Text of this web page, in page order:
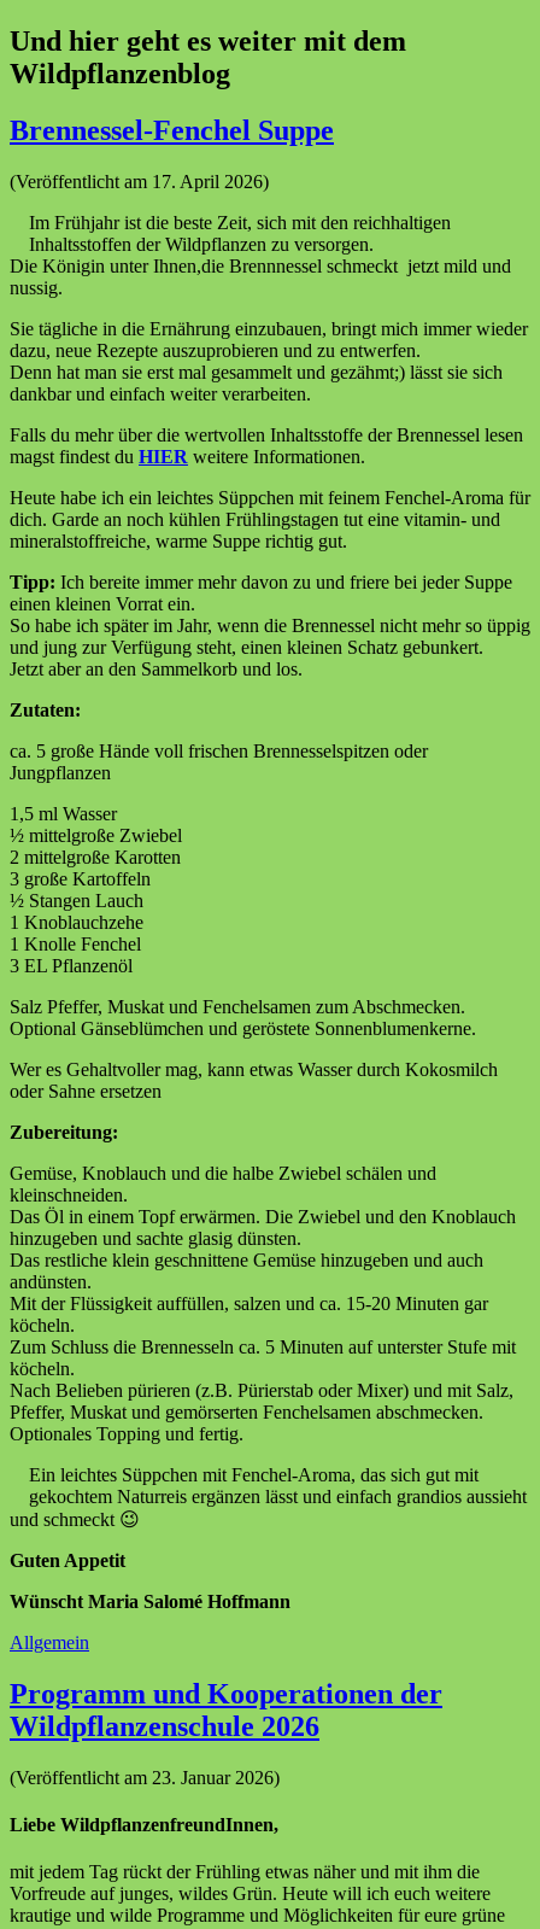
Und hier geht es weiter mit dem
Wildpflanzenblog
Brennessel-Fenchel Suppe
(Veröffentlicht am 17. April 2026)
Im Frühjahr ist die beste Zeit, sich mit den reichhaltigen
Inhaltsstoffen der Wildpflanzen zu versorgen.
Die Königin unter Ihnen,die Brennnessel schmeckt jetzt mild und
nussig.
Sie tägliche in die Ernährung einzubauen, bringt mich immer wieder
dazu, neue Rezepte auszuprobieren und zu entwerfen.
Denn hat man sie erst mal gesammelt und gezähmt;) lässt sie sich
dankbar und einfach weiter verarbeiten.
Falls du mehr über die wertvollen Inhaltsstoffe der Brennessel lesen
magst findest du HIER weitere Informationen.
Heute habe ich ein leichtes Süppchen mit feinem Fenchel-Aroma für
dich. Garde an noch kühlen Frühlingstagen tut eine vitamin- und
mineralstoffreiche​, warme Suppe richtig gut.
Tipp: Ich bereite immer mehr davon zu und friere bei jeder Suppe
einen kleinen Vorrat ein.
So habe ich später im Jahr, wenn die Brennessel nicht mehr so üppig
und jung zur Verfügung steht, einen kleinen Schatz gebunkert.
Jetzt aber an den Sammelkorb und los.
Zutaten:
ca. 5 große Hände voll frischen Brennesselspitzen oder
Jungpflanzen
1,5 ml Wasser
½ mittelgroße Zwiebel
2 mittelgroße Karotten
3 große Kartoffeln
½ Stangen Lauch
1 Knoblauchzehe
1 Knolle Fenchel
3 EL Pflanzenöl
Salz Pfeffer, Muskat und Fenchelsamen zum Abschmecken.
Optional Gänseblümchen und geröstete Sonnenblumenkerne.
Wer es Gehaltvoller mag, kann etwas Wasser durch Kokosmilch
oder Sahne ersetzen
Zubereitung:
Gemüse, Knoblauch und die halbe Zwiebel schälen und
kleinschneiden.
Das Öl in einem Topf erwärmen. Die Zwiebel und den Knoblauch
hinzugeben und sachte glasig dünsten.
Das restliche klein geschnittene Gemüse hinzugeben und auch
andünsten.
Mit der Flüssigkeit auffüllen, salzen und ca. 15-20 Minuten gar
köcheln.
Zum Schluss die Brennesseln ca. 5 Minuten auf unterster Stufe mit
köcheln.
Nach Belieben pürieren (z.B. Pürierstab oder Mixer) und mit Salz,
Pfeffer, Muskat und gemörserten Fenchelsamen abschmecken.
Optionales Topping und fertig.
Ein leichtes Süppchen mit Fenchel-Aroma, das sich gut mit
gekochtem Naturreis ergänzen lässt und einfach grandios aussieht
und schmeckt 😉
Guten Appetit
Wünscht Maria Salomé Hoffmann
Allgemein
Programm und Kooperationen der
Wildpflanzenschule 2026
(Veröffentlicht am 23. Januar 2026)
Liebe WildpflanzenfreundInnen,
mit jedem Tag rückt der Frühling etwas näher und mit ihm die
Vorfreude auf junges, wildes Grün. Heute will ich euch weitere
krautige und wilde Programme und Möglichkeiten für eure grüne